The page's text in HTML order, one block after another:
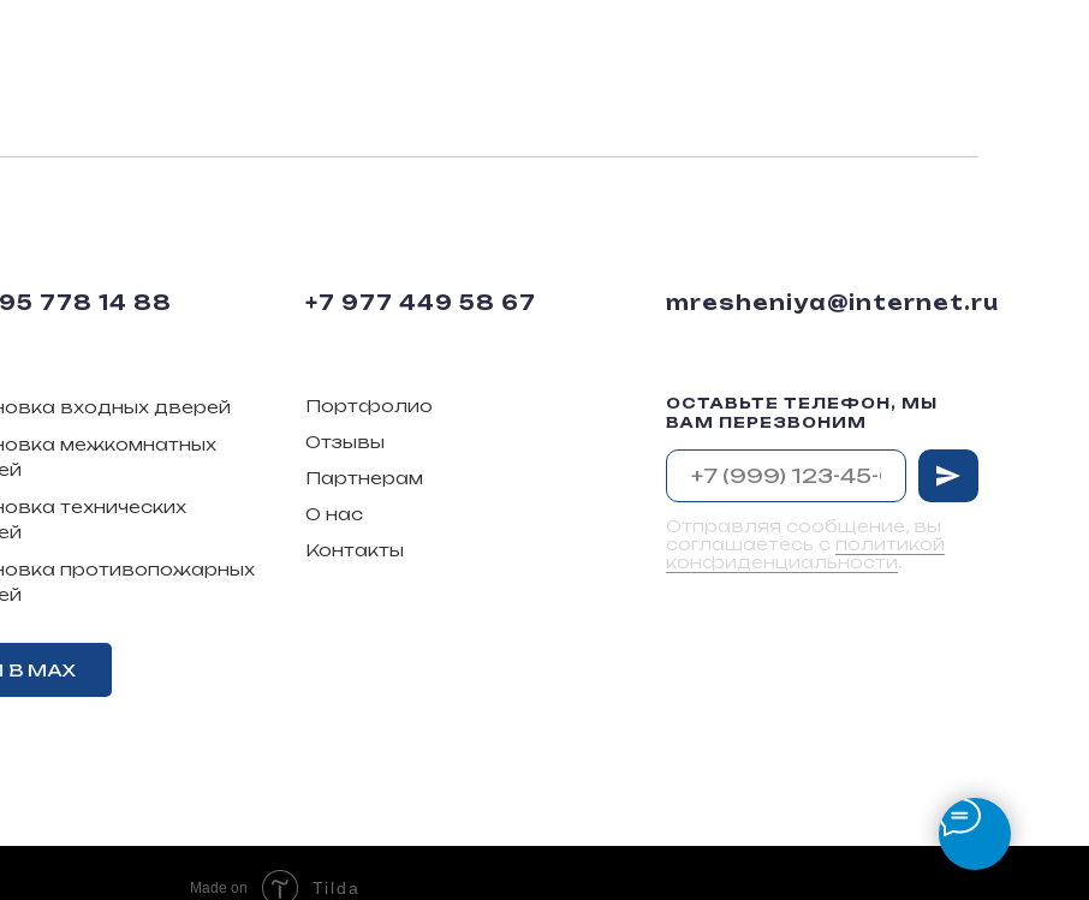
778 14 88 +7 977 449 58 67 mresheniya@internet.ru
входных дверей
межкомнатных
технических
противопожарных
Портфолио
Отзывы
Партнерам
О нас
Контакты
ОСТАВЬТЕ ТЕЛЕФОН, МЫ
ВАМ ПЕРЕЗВОНИМ
Отправляя сообщение, вы
соглашаетесь с политикой
конфиденциальности.
MAX
Made on Tilda